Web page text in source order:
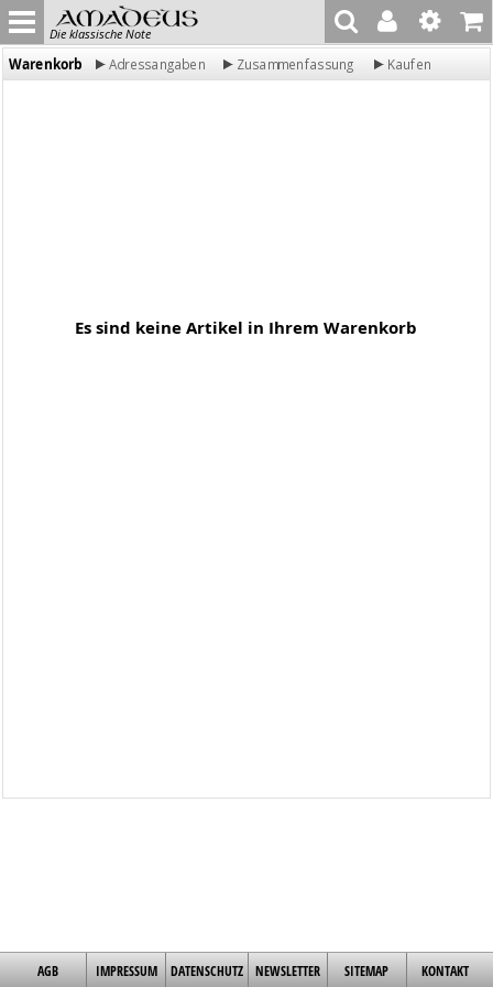
Die klassische Note
Warenkorb Adressangaben Zusammenfassung Kaufen
Es sind keine Artikel in Ihrem Warenkorb
AGB IMPRESSUM DATENSCHUTZ NEWSLETTER SITEMAP KONTAKT